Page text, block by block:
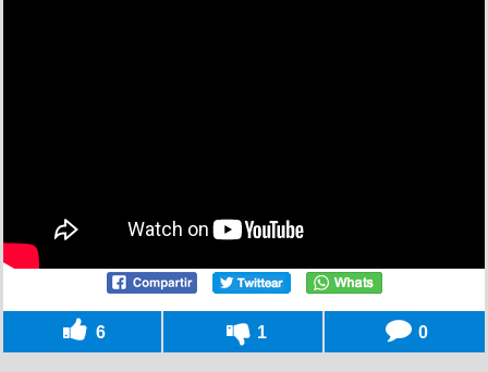
6 1 0